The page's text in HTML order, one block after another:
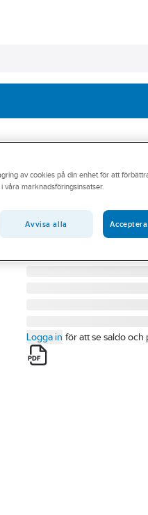
ECO MODINE
ECO Luvata
ECO MOTORFÄSTE
Artikelnummer:
60068309
177071
Logga in för att se saldo och
av cookies på din enhet för att
våra marknadsföringsinsatser.
Avvisa alla